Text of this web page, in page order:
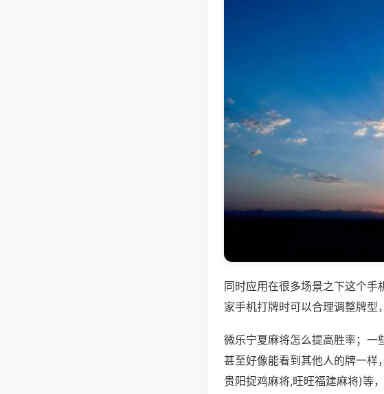
同时应用在很多场景之下这个手
家手机打牌时可以合理调整牌型
微乐宁夏麻将怎么提高胜率；一
甚至好像能看到其他人的牌一样
贵阳捉鸡麻将,旺旺福建麻将)等